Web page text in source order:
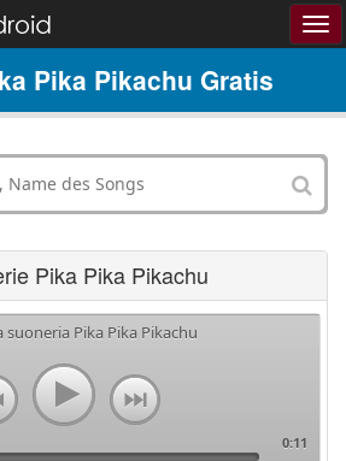
Pika Pikachu Gratis
Pika Pika Pikachu
suoneria Pika Pika Pikachu
0:11